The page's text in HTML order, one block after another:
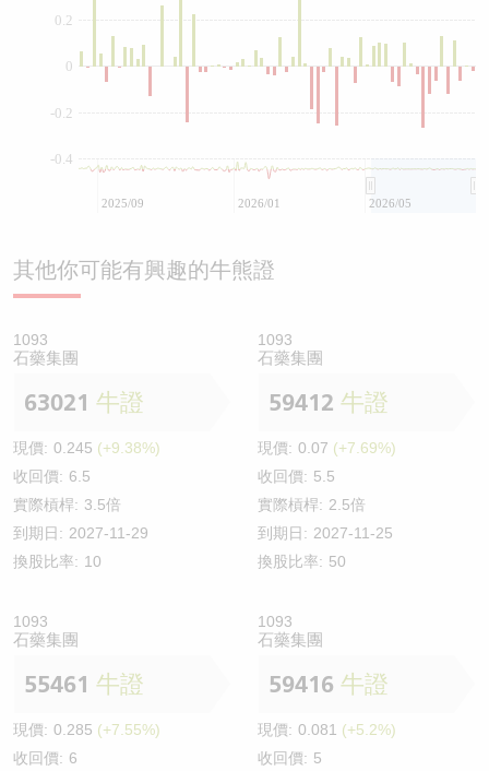
0
-0.4
-0.2
0.2
2025/09 2026/01 2026/05
其他你可能有興趣的牛熊證
1093
石藥集團
63021 牛證
現價: 0.245 (+9.38%)
收回價: 6.5
實際槓桿: 3.5倍
到期日: 2027-11-29
換股比率: 10
1093
石藥集團
59412 牛證
現價: 0.07 (+7.69%)
收回價: 5.5
實際槓桿: 2.5倍
到期日: 2027-11-25
換股比率: 50
1093
石藥集團
55461 牛證
現價: 0.285 (+7.55%)
收回價: 6
1093
石藥集團
59416 牛證
現價: 0.081 (+5.2%)
收回價: 5